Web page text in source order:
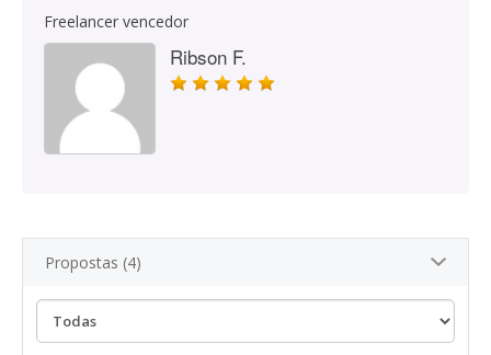
Freelancer vencedor
Ribson F.
Propostas (4)